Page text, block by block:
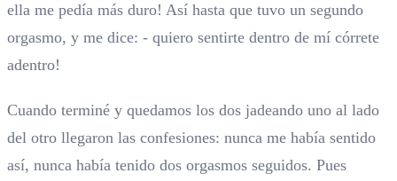
ella me pedía más duro! Así hasta que tuvo un segundo
orgasmo, y me dice: - quiero sentirte dentro de mí córrete
adentro!
Cuando terminé y quedamos los dos jadeando uno al lado
del otro llegaron las confesiones: nunca me había sentido
así, nunca había tenido dos orgasmos seguidos. Pues